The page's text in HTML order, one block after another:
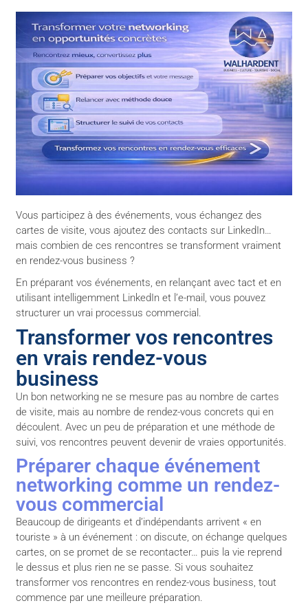
Vous participez à des événements, vous échangez des
cartes de visite, vous ajoutez des contacts sur LinkedIn…
mais combien de ces rencontres se transforment vraiment
en rendez-vous business ?
En préparant vos événements, en relançant avec tact et en
utilisant intelligemment LinkedIn et l’e-mail, vous pouvez
structurer un vrai processus commercial.
Transformer vos rencontres
en vrais rendez-vous
business
Un bon networking ne se mesure pas au nombre de cartes
de visite, mais au nombre de rendez-vous concrets qui en
découlent. Avec un peu de préparation et une méthode de
suivi, vos rencontres peuvent devenir de vraies opportunités.
Préparer chaque événement
networking comme un rendez-
vous commercial
Beaucoup de dirigeants et d’indépendants arrivent « en
touriste » à un événement : on discute, on échange quelques
cartes, on se promet de se recontacter… puis la vie reprend
le dessus et plus rien ne se passe. Si vous souhaitez
transformer vos rencontres en rendez-vous business, tout
commence par une meilleure préparation.